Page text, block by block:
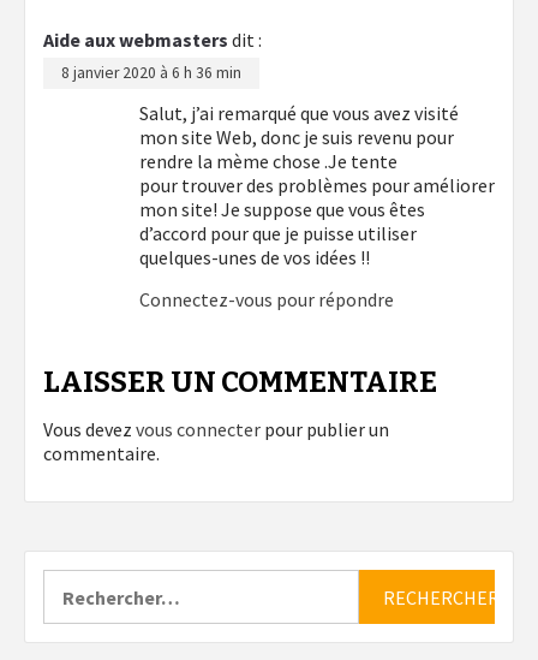
Aide aux webmasters dit :
8 janvier 2020 à 6 h 36 min
Salut, j’ai remarqué que vous avez visité
mon site Web, donc je suis revenu pour
rendre la mème chose .Je tente
pour trouver des problèmes pour améliorer
mon site! Je suppose que vous êtes
d’accord pour que je puisse utiliser
quelques-unes de vos idées !!
Connectez-vous pour répondre
LAISSER UN COMMENTAIRE
Vous devez vous connecter pour publier un
commentaire.